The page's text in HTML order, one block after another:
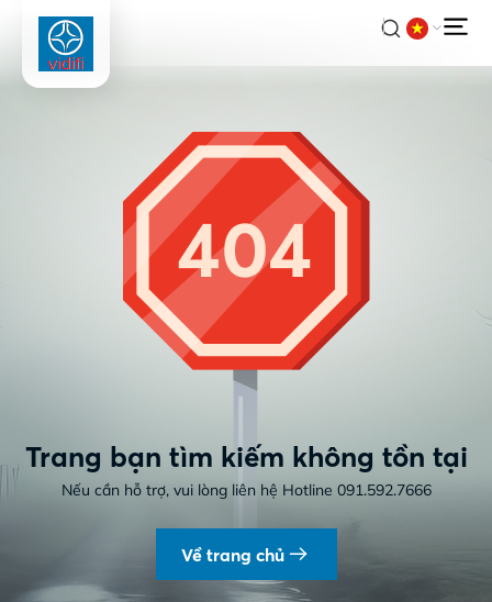
Trang bạn tìm kiếm không tồn tại
Nếu cần hỗ trợ, vui lòng liên hệ Hotline 091.592.7666
Về trang chủ